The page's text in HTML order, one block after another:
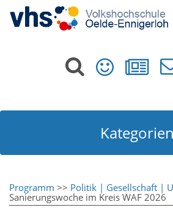
Kategorien
Programm >> Politik | Gesellschaft |
Sanierungswoche im Kreis WAF 2026